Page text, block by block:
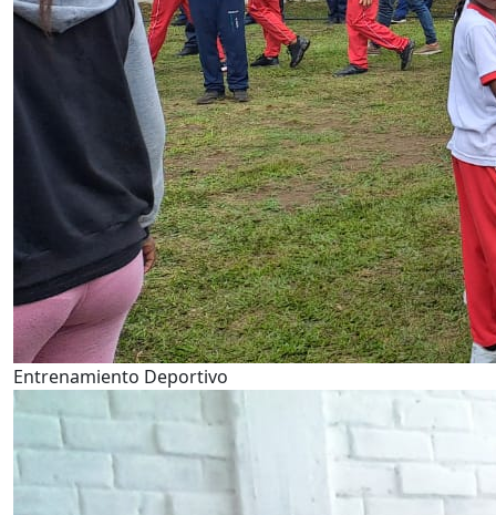
Entrenamiento Deportivo